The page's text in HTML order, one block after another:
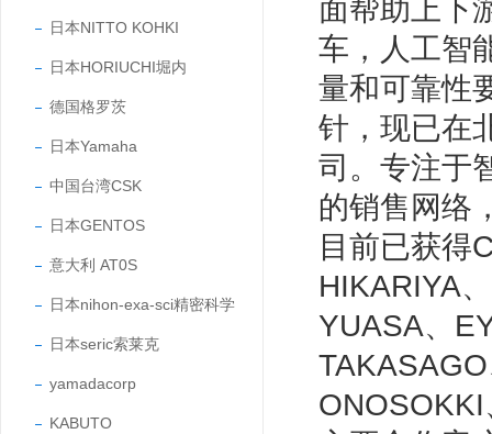
日本NITTO KOHKI
日本HORIUCHI堀内
德国格罗茨
日本Yamaha
中国台湾CSK
日本GENTOS
意大利 AT0S
日本nihon-exa-sci精密科学
日本seric索莱克
yamadacorp
KABUTO
面帮助上下
车，人工智
量和可靠性
针，现已在
司。专注于
的销售网络
目前已获得
HIKARIYA
YUASA、